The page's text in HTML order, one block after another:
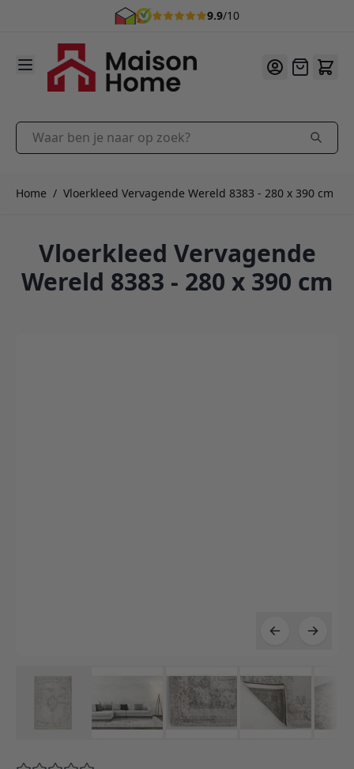
9.9/10
Ga naar de inhoud
Offerte
Waar ben je naar op zoek?
Home / Vloerkleed Vervagende Wereld 8383 - 280 x 390 cm
Vloerkleed Vervagende
Wereld 8383 - 280 x 390 cm